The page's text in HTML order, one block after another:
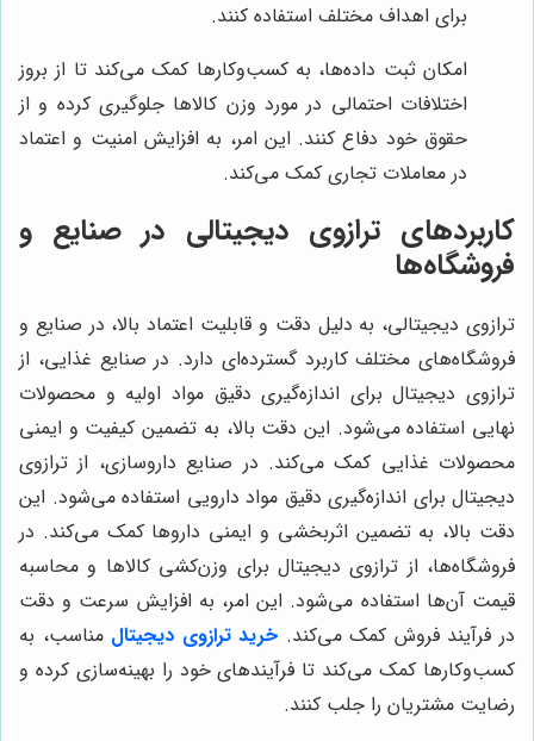
برای اهداف مختلف استفاده کنند.
امکان ثبت داده‌ها، به کسب‌وکارها کمک می‌کند تا از بروز
اختلافات احتمالی در مورد وزن کالاها جلوگیری کرده و از
حقوق خود دفاع کنند. این امر، به افزایش امنیت و اعتماد
در معاملات تجاری کمک می‌کند.
کاربردهای ترازوی دیجیتالی در صنایع و
فروشگاه‌ها
ترازوی دیجیتالی، به دلیل دقت و قابلیت اعتماد بالا، در صنایع و
فروشگاه‌های مختلف کاربرد گسترده‌ای دارد. در صنایع غذایی، از
ترازوی دیجیتال برای اندازه‌گیری دقیق مواد اولیه و محصولات
نهایی استفاده می‌شود. این دقت بالا، به تضمین کیفیت و ایمنی
محصولات غذایی کمک می‌کند. در صنایع داروسازی، از ترازوی
دیجیتال برای اندازه‌گیری دقیق مواد دارویی استفاده می‌شود. این
دقت بالا، به تضمین اثربخشی و ایمنی داروها کمک می‌کند. در
فروشگاه‌ها، از ترازوی دیجیتال برای وزن‌کشی کالاها و محاسبه
قیمت آن‌ها استفاده می‌شود. این امر، به افزایش سرعت و دقت
در فرآیند فروش کمک می‌کند. خرید ترازوی دیجیتال مناسب، به
کسب‌وکارها کمک می‌کند تا فرآیندهای خود را بهینه‌سازی کرده و
رضایت مشتریان را جلب کنند.